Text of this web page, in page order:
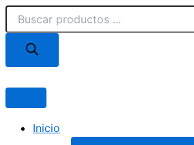
Ir
contenido
Búsqueda
productos
Inicio